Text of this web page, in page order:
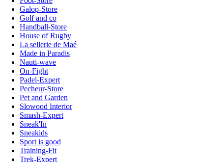
Galop-Store
Golf and co
Handball-Store
House of Rugby
La sellerie de Maé
Made in Paradis
Nauti-wave
On-Fight
Padel-Expert
Pecheur-Store
Pet and Garden
Slowood Interior
Smash-Expert
Sneak'In
Sneakids
Sport is good
Training-Fit
Trek-Expert